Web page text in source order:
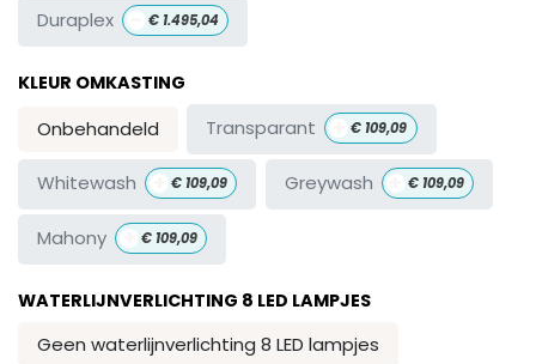
Duraplex € 1.495,04
KLEUR OMKASTING
Onbehandeld Transparant € 109,09
Whitewash € 109,09 Greywash € 109,09
Mahony € 109,09
WATERLIJNVERLICHTING 8 LED LAMPJES
Geen waterlijnverlichting 8 LED lampjes